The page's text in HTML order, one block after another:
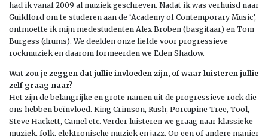
had ik vanaf 2009 al muziek geschreven. Nadat ik was verhuisd naar
Guildford om te studeren aan de ‘Academy of Contemporary Music’,
ontmoette ik mijn medestudenten Alex Broben (basgitaar) en Tom
Burgess (drums). We deelden onze liefde voor progressieve
rockmuziek en daarom formeerden we Eden Shadow.
Wat zou je zeggen dat jullie invloeden zijn, of waar luisteren jullie
zelf graag naar?
Het zijn de belangrijke en grote namen uit de progressieve rock die
ons hebben beïnvloed. King Crimson, Rush, Porcupine Tree, Tool,
Steve Hackett, Camel etc. Verder luisteren we graag naar klassieke
muziek, folk, elektronische muziek en jazz. Op een of andere manier